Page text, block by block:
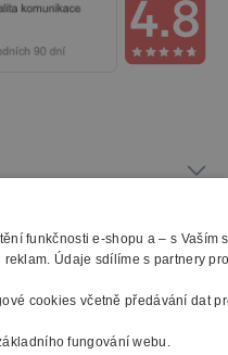
funkčnosti e-shopu a – s Vaším
Údaje sdílíme s partnery
cookies včetně předávání dat
fungování webu.